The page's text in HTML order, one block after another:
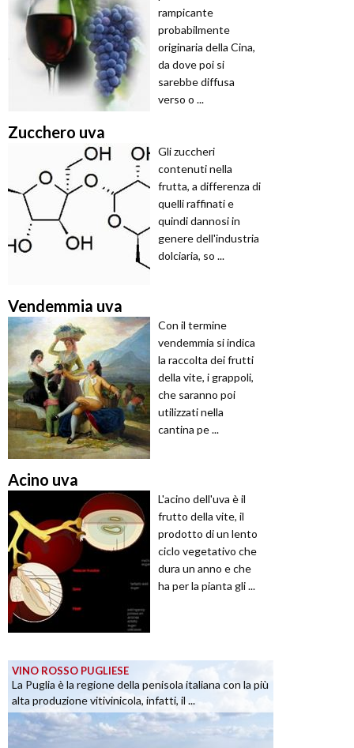
rampicante
probabilmente
originaria della Cina,
da dove poi si
sarebbe diffusa
verso o ...
Zucchero uva
Gli zuccheri
contenuti nella
frutta, a differenza di
quelli raffinati e
quindi dannosi in
genere dell'industria
dolciaria, so ...
Vendemmia uva
Con il termine
vendemmia si indica
la raccolta dei frutti
della vite, i grappoli,
che saranno poi
utilizzati nella
cantina pe ...
Acino uva
L'acino dell'uva è il
frutto della vite, il
prodotto di un lento
ciclo vegetativo che
dura un anno e che
ha per la pianta gli ...
VINO ROSSO PUGLIESE
La Puglia è la regione della penisola italiana con la più
alta produzione vitivinicola, infatti, il ...